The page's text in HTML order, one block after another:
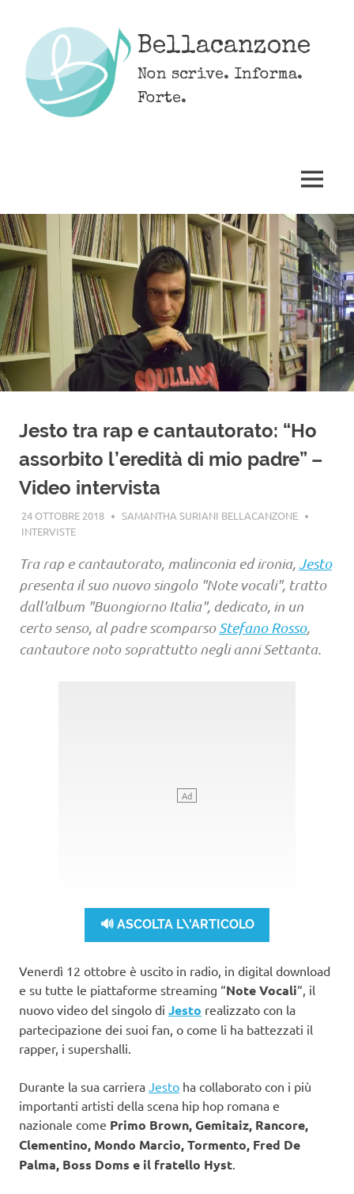
content
Bellacanzone
Non scrive. Informa.
Forte.
MENU
Jesto tra rap e cantautorato: “Ho
assorbito l’eredità di mio padre” –
Video intervista
24 OTTOBRE 2018
SAMANTHA SURIANI BELLACANZONE
INTERVISTE
Tra rap e cantautorato, malinconia ed ironia,Jesto
presenta il suo nuovo singolo "Note vocali", tratto
dall'album "Buongiorno Italia", dedicato, in un
certo senso, al padre scomparsoStefano Rosso,
cantautore noto soprattutto negli anni Settanta.
🔊 ASCOLTA L\'ARTICOLO
Venerdì 12 ottobre è uscito in radio, in digital download
e su tutte le piattaforme streaming “Note Vocali“, il
nuovo video del singolo di Jesto realizzato con la
partecipazione dei suoi fan, o come li ha battezzati il
rapper, i supershalli.
Durante la sua carriera Jesto ha collaborato con i più
importanti artisti della scena hip hop romana e
nazionale come Primo Brown, Gemitaiz, Rancore,
Clementino, Mondo Marcio, Tormento, Fred De
Palma, Boss Doms e il fratello Hyst